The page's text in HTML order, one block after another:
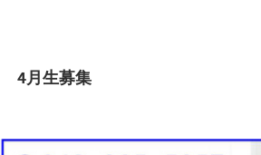
ナ
4月生募集